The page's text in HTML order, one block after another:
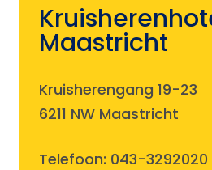
Maastricht
Kruisherengang 19-23
6211 NW Maastricht
Telefoon: 043-3292020